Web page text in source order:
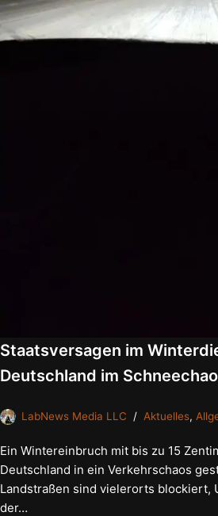
Staatsversagen im
Deutschland im
LabNews Media LLC Aktuelles,
Ein Wintereinbruch mit bis zu 15
Deutschland in ein Verkehrschaos
Landstraßen sind vielerorts blockiert,
der…